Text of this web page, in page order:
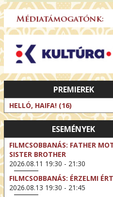
PREMIEREK
HELLÓ, HAIFA! (16)
ESEMÉNYEK
FILMCSOBBANÁS: FATHER
SISTER BROTHER
2026.08.11 19:30 - 21:30
FILMCSOBBANÁS: ÉRZELMI
2026.08.13 19:30 - 21:45